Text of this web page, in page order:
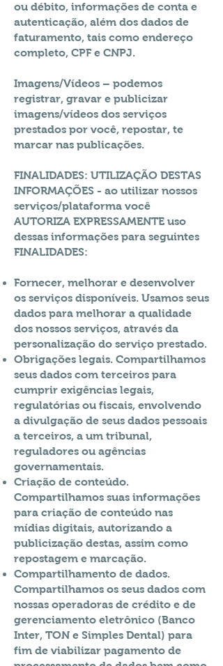
ou débito, informações de conta e
autenticação, além dos dados de
faturamento, tais como endereço
completo, CPF e CNPJ.
Imagens/Vídeos – podemos
registrar, gravar e publicizar
imagens/vídeos dos serviços
prestados por você, repostar, te
marcar nas publicações.
FINALIDADES: UTILIZAÇÃO DESTAS
INFORMAÇÕES - ao utilizar nossos
serviços/plataforma você
AUTORIZA EXPRESSAMENTE uso
dessas informações para seguintes
FINALIDADES:
Fornecer, melhorar e desenvolver
os serviços disponíveis. Usamos seus
dados para melhorar a qualidade
dos nossos serviços, através da
personalização do serviço prestado.
Obrigações legais. Compartilhamos
seus dados com terceiros para
cumprir exigências legais,
regulatórias ou fiscais, envolvendo
a divulgação de seus dados pessoais
a terceiros, a um tribunal,
reguladores ou agências
governamentais.
Criação de conteúdo.
Compartilhamos suas informações
para criação de conteúdo nas
mídias digitais, autorizando a
publicização destas, assim como
repostagem e marcação.
Compartilhamento de dados.
Compartilhamos os seus dados com
nossas operadoras de crédito e de
gerenciamento eletrônico (Banco
Inter, TON e Simples Dental) para
fim de viabilizar pagamento de